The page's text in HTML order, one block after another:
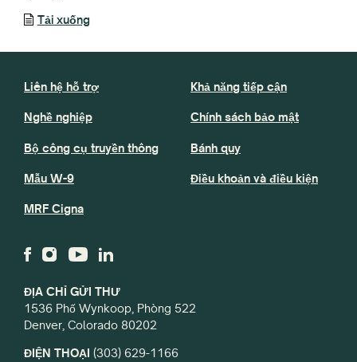
Tải xuống
ĐỊA CHỈ GỬI THƯ
1536 Phố Wynkoop, Phòng 522
Denver, Colorado 80202
ĐIỆN THOẠI (303) 629-1166
Liên hệ hỗ trợ
Nghề nghiệp
Bộ công cụ truyền thông
Mẫu W-9
MRF Cigna
Khả năng tiếp cận
Chính sách bảo mật
Bánh quy
Điều khoản và điều kiện